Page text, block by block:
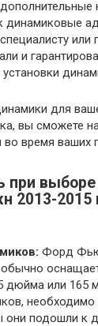
динамиковые
или
и
для
вы сможете
время ваших
при
2013-2015
Форд
дюйма или 165
необходимо
они подошли к